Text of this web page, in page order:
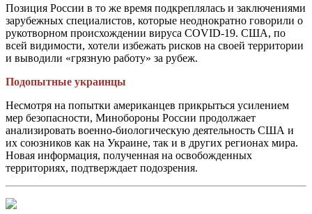
Позиция России в то же время подкреплялась и заключениями
зарубежных специалистов, которые неоднократно говорили о
рукотворном происхождении вируса COVID-19. США, по
всей видимости, хотели избежать рисков на своей территории
и выводили «грязную работу» за рубеж.
Подопытные украинцы
Несмотря на попытки американцев прикрыться усилением
мер безопасности, Минобороны России продолжает
анализировать военно-биологическую деятельность США и
их союзников как на Украине, так и в других регионах мира.
Новая информация, полученная на освобожденных
территориях, подтверждает подозрения.